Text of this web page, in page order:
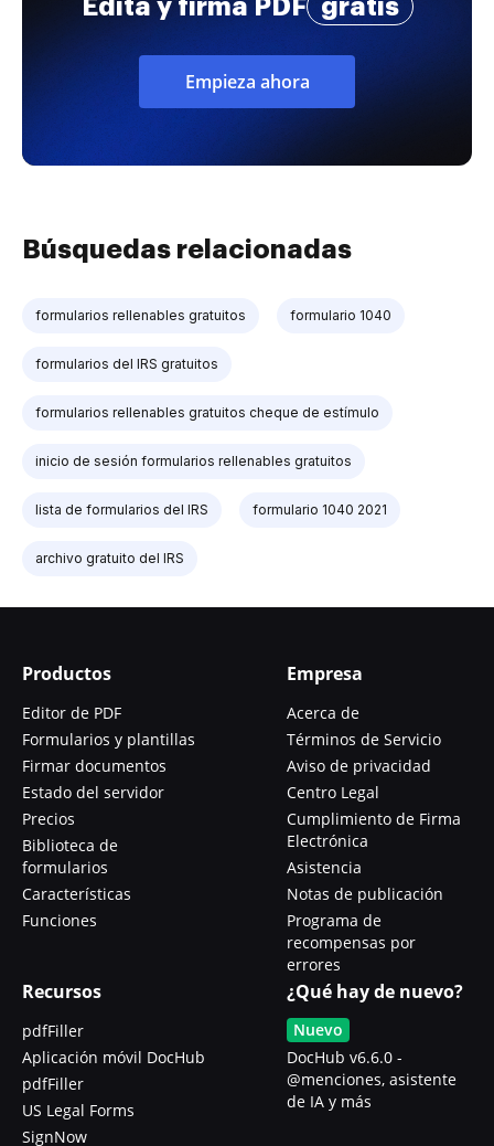
Edita y firma PDF gratis
Empieza ahora
Búsquedas relacionadas
formularios rellenables gratuitos formulario 1040
formularios del IRS gratuitos
formularios rellenables gratuitos cheque de estímulo
inicio de sesión formularios rellenables gratuitos
lista de formularios del IRS formulario 1040 2021
archivo gratuito del IRS
Productos
Editor de PDF
Formularios y plantillas
Firmar documentos
Estado del servidor
Precios
Biblioteca de
formularios
Características
Funciones
Empresa
Acerca de
Términos de Servicio
Aviso de privacidad
Centro Legal
Cumplimiento de Firma
Electrónica
Asistencia
Notas de publicación
Programa de
recompensas por
errores
Recursos
pdfFiller
Aplicación móvil DocHub
pdfFiller
US Legal Forms
SignNow
¿Qué hay de nuevo?
Nuevo
DocHub v6.6.0 -
@menciones, asistente
de IA y más